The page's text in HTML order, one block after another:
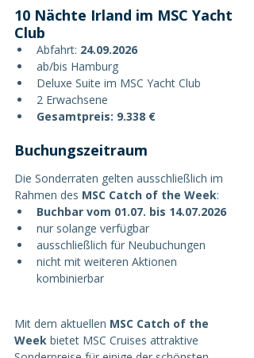
10 Nächte Irland im MSC Yacht
Club
Abfahrt: 24.09.2026
ab/bis Hamburg
Deluxe Suite im MSC Yacht Club
2 Erwachsene
Gesamtpreis: 9.338 €
Buchungszeitraum
Die Sonderraten gelten ausschließlich im
Rahmen des MSC Catch of the Week:
Buchbar vom 01.07. bis 14.07.2026
nur solange verfügbar
ausschließlich für Neubuchungen
nicht mit weiteren Aktionen
kombinierbar
Mit dem aktuellen MSC Catch of the
Week bietet MSC Cruises attraktive